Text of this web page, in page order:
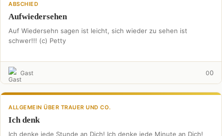
ABSCHIED
Aufwiedersehen
Auf Wiedersehn sagen ist leicht, sich wieder zu sehen ist
schwer!!! (c) Petty
Gast 00
ALLGEMEIN ÜBER TRAUER UND CO.
Ich denk
Ich denke jede Stunde an Dich! Ich denke jede Minute an Dich!